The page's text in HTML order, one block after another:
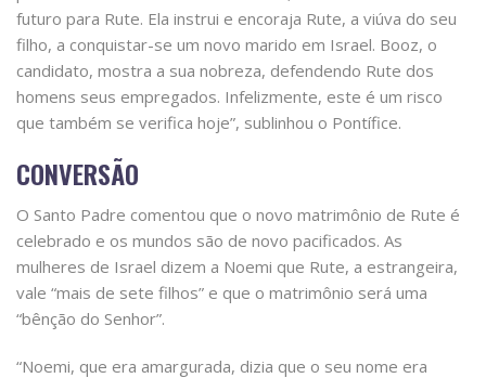
futuro para Rute. Ela instrui e encoraja Rute, a viúva do seu
filho, a conquistar-se um novo marido em Israel. Booz, o
candidato, mostra a sua nobreza, defendendo Rute dos
homens seus empregados. Infelizmente, este é um risco
que também se verifica hoje”, sublinhou o Pontífice.
CONVERSÃO
O Santo Padre comentou que o novo matrimônio de Rute é
celebrado e os mundos são de novo pacificados. As
mulheres de Israel dizem a Noemi que Rute, a estrangeira,
vale “mais de sete filhos” e que o matrimônio será uma
“bênção do Senhor”.
“Noemi, que era amargurada, dizia que o seu nome era